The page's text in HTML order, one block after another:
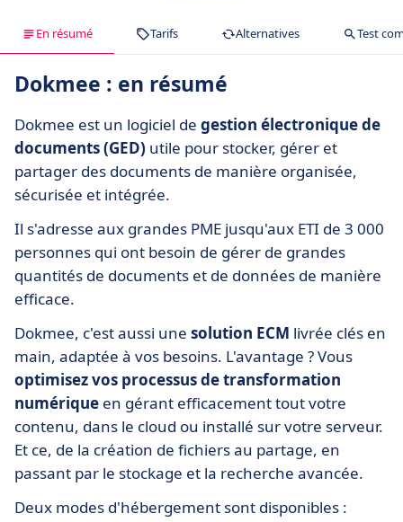
En résumé Tarifs Alternatives Test
Dokmee : en résumé
Dokmee est un logiciel de gestion électronique de
documents (GED) utile pour stocker, gérer et
partager des documents de manière organisée,
sécurisée et intégrée.
Il s'adresse aux grandes PME jusqu'aux ETI de 3 000
personnes qui ont besoin de gérer de grandes
quantités de documents et de données de manière
efficace.
Dokmee, c'est aussi une solution ECM livrée clés en
main, adaptée à vos besoins. L'avantage ? Vous
optimisez vos processus de transformation
numérique en gérant efficacement tout votre
contenu, dans le cloud ou installé sur votre serveur.
Et ce, de la création de fichiers au partage, en
passant par le stockage et la recherche avancée.
Deux modes d'hébergement sont disponibles :